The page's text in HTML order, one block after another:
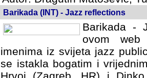
Barikada (INT) - Jazz reflections
Barikada -
ovom web
imenima iz svijeta jazz
se istakla bogatim i